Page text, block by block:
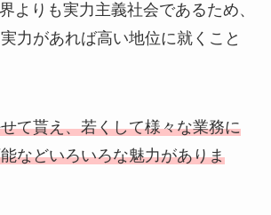
よりも実力主義社会であるため、
力があれば高い地位に就くこと
て貰え、若くして様々な業務に
などいろいろな魅力がありま